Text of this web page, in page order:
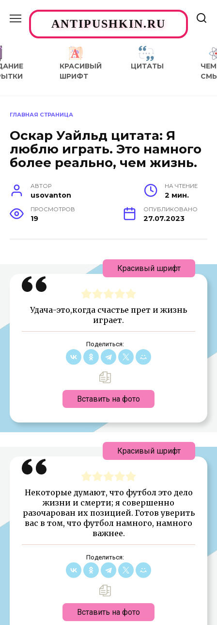
содержаниюANTIPUSHKIN.RU
КРАСИВЫЙ
ШРИФТ
ЦИТАТЫ
ЧЕМ
ГЛАВНАЯ СТРАНИЦА
Оскар Уайльд цитата: Я
люблю играть. Это намного
более реально, чем жизнь.
АВТОР
usovanton
НА ЧТЕНИЕ
2 мин.
ПРОСМОТРОВ
19
ОПУБЛИКОВАНО
27.07.2023
Удача-это,когда счастье прет и жизнь
играет.
Поделиться:
Вставить на фото
Красивый шрифт
Некоторые думают, что футбол это дело
жизни и смерти; я совершенно
разочарован их позицией. Готов уверить
вас в том, что футбол намного, намного
важнее.
Поделиться:
Вставить на фото
Красивый шрифт